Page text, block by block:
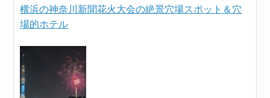
横浜の神奈川新聞花火大会の絶景穴場スポット＆穴
場的ホテル